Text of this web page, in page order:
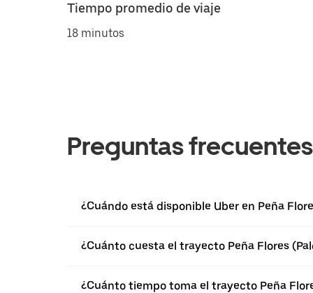
Tiempo promedio de viaje
18 minutos
Preguntas frecuentes
¿Cuándo está disponible Uber en Peña
¿Cuánto cuesta el trayecto Peña Flores
¿Cuánto tiempo toma el trayecto Peña